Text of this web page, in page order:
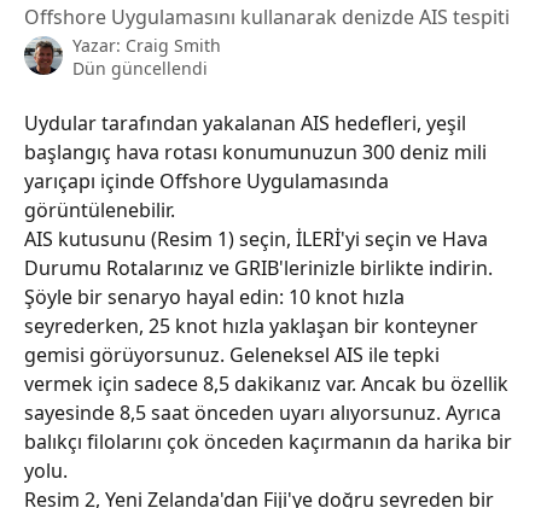
Offshore Uygulamasını kullanarak denizde AIS tespiti
Yazar: Craig Smith
Dün güncellendi
Uydular tarafından yakalanan AIS hedefleri, yeşil
başlangıç ​​hava rotası konumunuzun 300 deniz mili
yarıçapı içinde Offshore Uygulamasında
görüntülenebilir.
AIS kutusunu (Resim 1) seçin, İLERİ'yi seçin ve Hava
Durumu Rotalarınız ve GRIB'lerinizle birlikte indirin.
Şöyle bir senaryo hayal edin: 10 knot hızla
seyrederken, 25 knot hızla yaklaşan bir konteyner
gemisi görüyorsunuz. Geleneksel AIS ile tepki
vermek için sadece 8,5 dakikanız var. Ancak bu özellik
sayesinde 8,5 saat önceden uyarı alıyorsunuz. Ayrıca
balıkçı filolarını çok önceden kaçırmanın da harika bir
yolu.
Resim 2, Yeni Zelanda'dan Fiji'ye doğru seyreden bir